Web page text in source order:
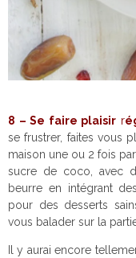
8 – Se faire plaisir r
se frustrer, faites vous
maison une ou 2 fois
sucre de coco, avec
beurre en intégrant
pour des desserts
vous balader sur la
Il y aurai encore